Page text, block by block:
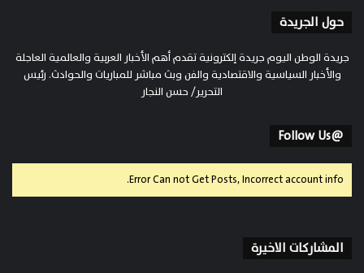
حول الجريدة
جريدة الوطن اليوم جريدة إلكترونية تقدم أهم الأخبار العربية والعالمية العاجلة
والأخبار السياسية والاقتصادية والفن وبث مباشر للمباريات والحوادث. رئيس
التحرير/ حسن النجار
@Follow Us
Error Can not Get Posts, Incorrect account info.
المشاركات الاخيرة